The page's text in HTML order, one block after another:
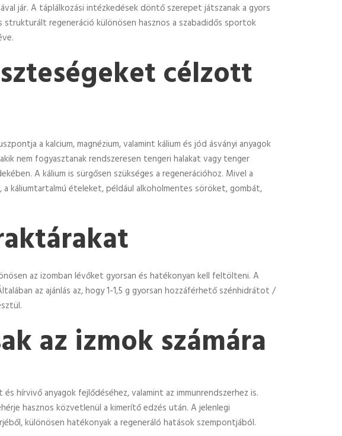
jár. A táplálkozási intézkedések döntő szerepet játszanak a gyors
regeneráció különösen hasznos a szabadidős sportok
célzott
a kalcium, magnézium, valamint kálium és jód ásványi anyagok
nem fogyasztanak rendszeresen tengeri halakat vagy tenger
A kálium is sürgősen szükséges a regenerációhoz. Mivel a
káliumtartalmú ételeket, például alkoholmentes söröket, gombát,
az izomban lévőket gyorsan és hatékonyan kell feltölteni. A
az ajánlás az, hogy 1-1,5 g gyorsan hozzáférhető szénhidrátot /
az izmok számára
hírvivő anyagok fejlődéséhez, valamint az immunrendszerhez is.
hasznos közvetlenül a kimerítő edzés után. A jelenlegi
különösen hatékonyak a regeneráló hatások szempontjából.